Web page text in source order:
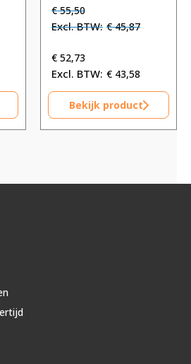
Oorspronkelijke
prijs
€ 55,50.
€55,50Huidige
prijs €45,87
€ 52,73
€ 43,58
Bekijk product